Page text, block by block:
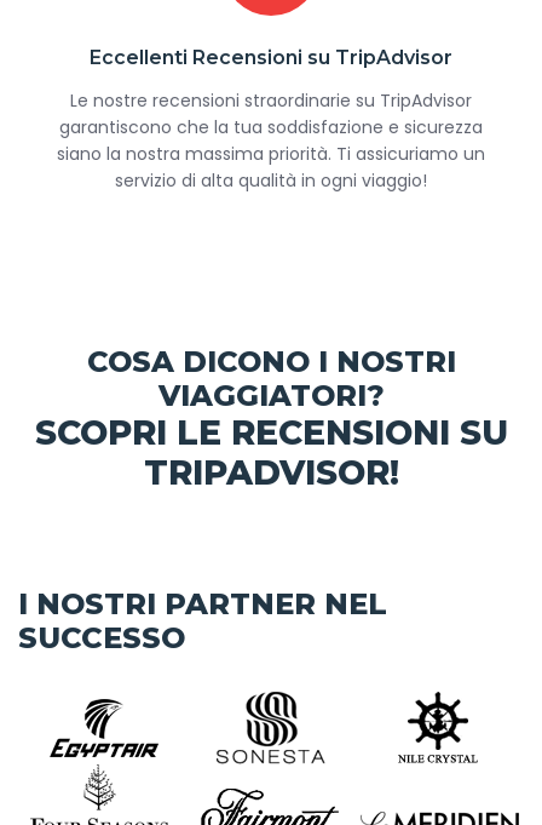
Eccellenti Recensioni su TripAdvisor
Le nostre recensioni straordinarie su TripAdvisor
garantiscono che la tua soddisfazione e sicurezza
siano la nostra massima priorità. Ti assicuriamo un
servizio di alta qualità in ogni viaggio!
COSA DICONO I NOSTRI
VIAGGIATORI?
SCOPRI LE RECENSIONI SU
TRIPADVISOR!
I NOSTRI PARTNER NEL
SUCCESSO